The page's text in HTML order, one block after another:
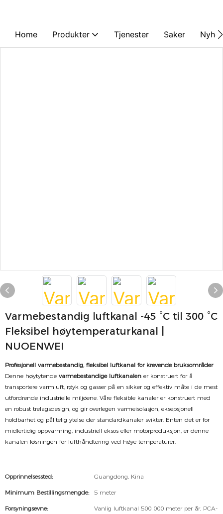
Home Produkter Tjenester Saker
Varmebestandig luftkanal -45 °C til 300 °C
Fleksibel høytemperaturkanal |
NUOENWEI
Profesjonell varmebestandig, fleksibel luftkanal for krevende bruksområder
Denne høytytende varmebestandige luftkanalen er konstruert for å
transportere varmluft, røyk og gasser på en sikker og effektiv måte i de mest
utfordrende industrielle miljøene. Våre fleksible kanaler er konstruert med
en robust trelagsdesign, og gir overlegen varmeisolasjon, eksepsjonell
holdbarhet og pålitelig ytelse der standardkanaler svikter. Enten det er for
midlertidig oppvarming, industriell eksos eller motorproduksjon, er denne
kanalen løsningen for lufthåndtering ved høye temperaturer.
Opprinnelsessted: Guangdong, Kina
Minimum Bestillingsmengde: 5 meter
Forsyningsevne:
Vanlig luftkanal 500 000 meter per år, PCA-